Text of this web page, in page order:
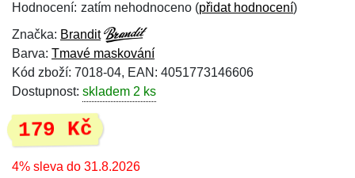
Hodnocení: zatím nehodnoceno (přidat hodnocení)
Značka: Brandit
Barva: Tmavé maskování
Kód zboží: 7018-04, EAN: 4051773146606
Dostupnost: skladem 2 ks
179 Kč
4% sleva do 31.8.2026